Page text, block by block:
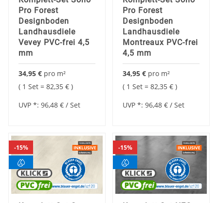
Pro Forest
Designboden
Landhausdiele
Vevey PVC-frei 4,5
mm
34,95 € pro m²
1 Set = 82,35 €
UVP *: 96,48 € / Set
Pro Forest
Designboden
Landhausdiele
Montreaux PVC-frei
4,5 mm
34,95 € pro m²
1 Set = 82,35 €
UVP *: 96,48 € / Set
15% 15%